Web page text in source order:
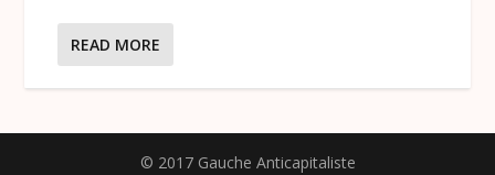
READ MORE
© 2017 Gauche Anticapitaliste